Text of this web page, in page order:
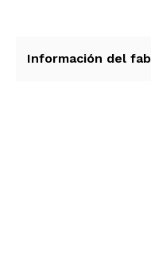
pesados en
Información del